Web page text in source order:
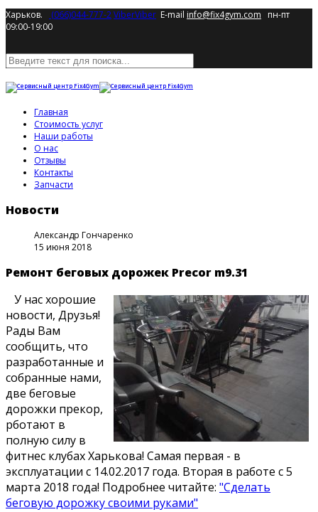
Харьков. (066)044-777-2ViberViber E-mail info@fix4gym.com пн-пт
09:00-19:00
Главная
Стоимость услуг
Наши работы
О нас
Отзывы
Контакты
Запчасти
Новости
Александр Гончаренко
15 июня 2018
Ремонт беговых дорожек Precor m9.31
У нас хорошие
новости, Друзья!
Рады Вам
сообщить, что
разработанные и
собранные нами,
две беговые
дорожки прекор,
рботают в
полную силу в
фитнес клубах Харькова! Самая первая - в
эксплуатации с 14.02.2017 года. Вторая в работе с 5
марта 2018 года! Подробнее читайте: "Сделать
беговую дорожку своими руками"